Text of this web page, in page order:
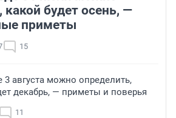
какой будет осень, —
приметы
15
3 августа можно определить,
декабрь, — приметы и поверья
11